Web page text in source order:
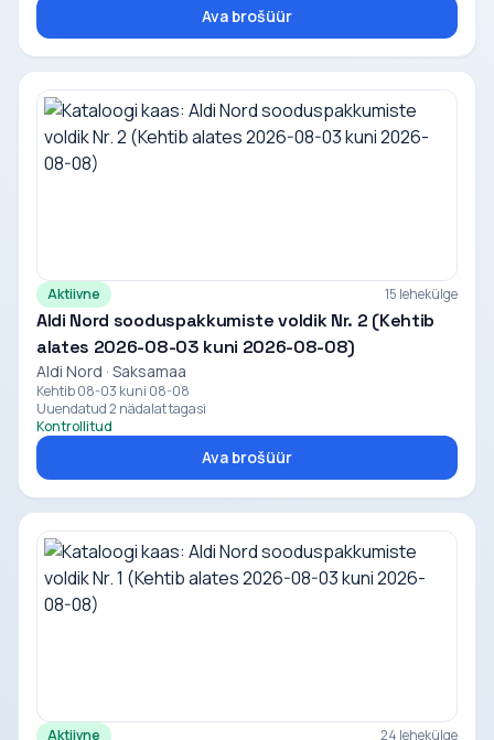
Ava brošüür
Aktiivne 15 lehekülge
Aldi Nord sooduspakkumiste voldik Nr. 2 (Kehtib
alates 2026-08-03 kuni 2026-08-08)
Aldi Nord · Saksamaa
Kehtib 08-03 kuni 08-08
Uuendatud 2 nädalat tagasi
Kontrollitud
Ava brošüür
Aktiivne 24 lehekülge